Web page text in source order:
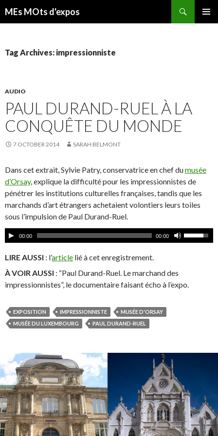
MEs MOts d'expos
Tag Archives: impressionniste
AUDIO
PAUL DURAND-RUEL À LA
CONQUÊTE DU MONDE
7 OCTOBER 2014 SARAH BELMONT
Dans cet extrait, Sylvie Patry, conservatrice en chef dumusée
d’Orsay, explique la difficulté pour les impressionnistes de
pénétrer les institutions culturelles françaises, tandis que les
marchands d’art étrangers achetaient volontiers leurs toiles
sous l’impulsion de Paul Durand-Ruel.
00:00 00:00
LIRE AUSSI : l’article lié à cet enregistrement.
À VOIR AUSSI : “Paul Durand-Ruel. Le marchand des
impressionnistes”, le documentaire faisant écho à l’expo.
EXPOSITION IMPRESSIONNISTE
MUSÉE D'ORSAY
MUSÉE DU LUXEMBOURG
PAUL DURAND-RUEL